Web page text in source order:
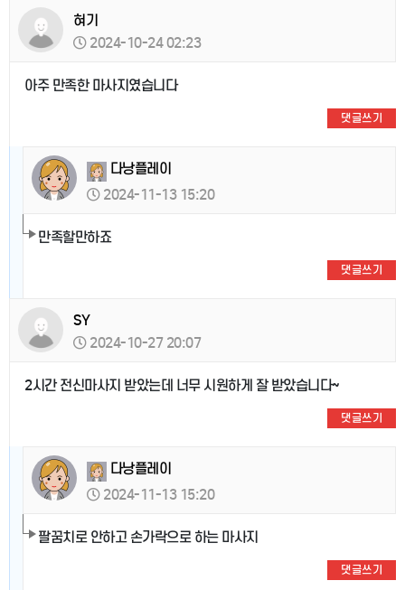
혀기
2024-10-24 02:23
아주 만족한 마사지였습니다
댓글쓰기
다낭플레이
2024-11-13 15:20
만족할만하죠
댓글쓰기
SY
2024-10-27 20:07
2시간 전신마사지 받았는데 너무 시원하게 잘 받았습니다~
댓글쓰기
다낭플레이
2024-11-13 15:20
팔꿈치로 안하고 손가락으로 하는 마사지
댓글쓰기